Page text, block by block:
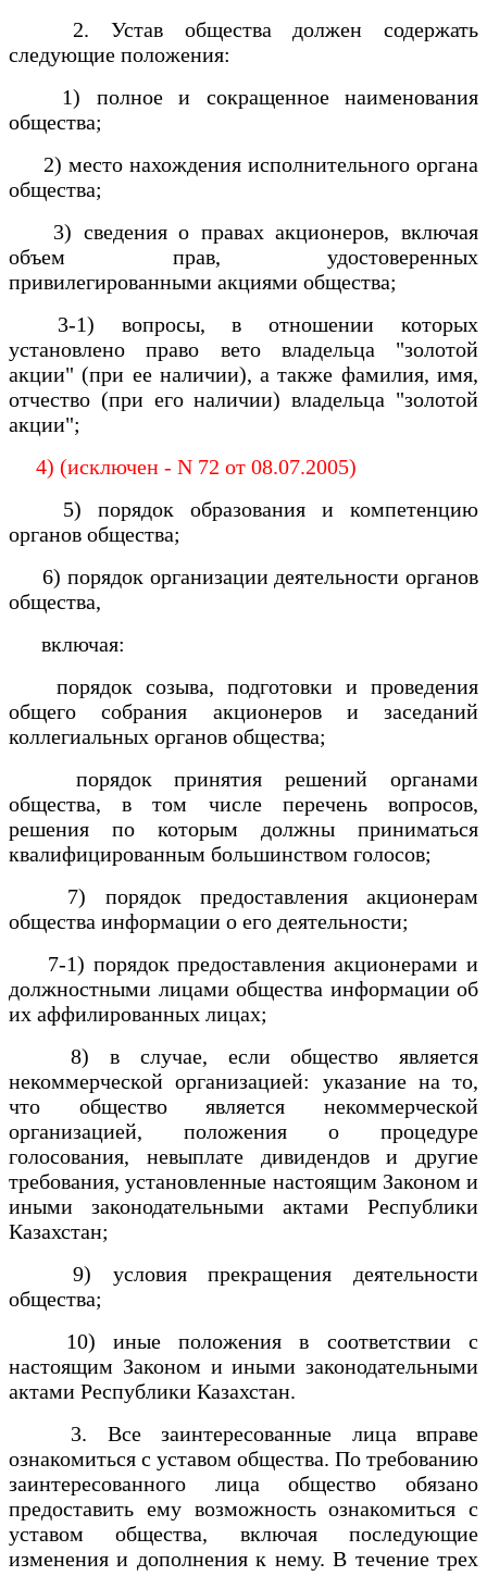
2. Устав общества должен содержать
следующие положения:
1) полное и сокращенное наименования
общества;
2) место нахождения исполнительного органа
общества;
3) сведения о правах акционеров, включая
объем прав, удостоверенных
привилегированными акциями общества;
3-1) вопросы, в отношении которых
установлено право вето владельца "золотой
акции" (при ее наличии), а также фамилия, имя,
отчество (при его наличии) владельца "золотой
акции";
4) (исключен - N 72 от 08.07.2005)
5) порядок образования и компетенцию
органов общества;
6) порядок организации деятельности органов
общества,
включая:
порядок созыва, подготовки и проведения
общего собрания акционеров и заседаний
коллегиальных органов общества;
порядок принятия решений органами
общества, в том числе перечень вопросов,
решения по которым должны приниматься
квалифицированным большинством голосов;
7) порядок предоставления акционерам
общества информации о его деятельности;
7-1) порядок предоставления акционерами и
должностными лицами общества информации об
их аффилированных лицах;
8) в случае, если общество является
некоммерческой организацией: указание на то,
что общество является некоммерческой
организацией, положения о процедуре
голосования, невыплате дивидендов и другие
требования, установленные настоящим Законом и
иными законодательными актами Республики
Казахстан;
9) условия прекращения деятельности
общества;
10) иные положения в соответствии с
настоящим Законом и иными законодательными
актами Республики Казахстан.
3. Все заинтересованные лица вправе
ознакомиться с уставом общества. По требованию
заинтересованного лица общество обязано
предоставить ему возможность ознакомиться с
уставом общества, включая последующие
изменения и дополнения к нему. В течение трех